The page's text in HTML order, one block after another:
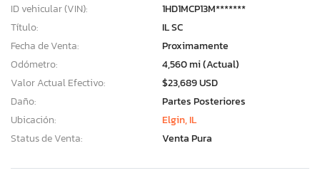
ID vehicular (VIN):
1HD1MCP13M*******
Título:
IL SC
Fecha de Venta:
Proximamente
Odómetro:
4,560 mi (Actual)
Valor Actual Efectivo:
$23,689 USD
Daño:
Partes Posteriores
Ubicación:
Elgin, IL
Status de Venta:
Venta Pura